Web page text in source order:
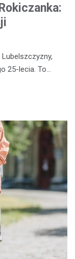
25-lecia. To…